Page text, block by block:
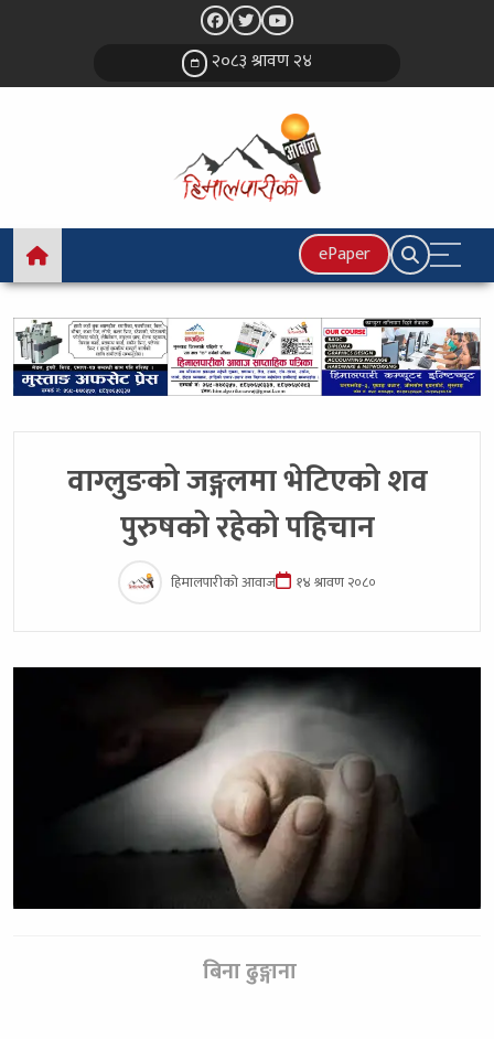
२०८३ श्रावण २४
ePaper
वाग्लुङको जङ्गलमा भेटिएको शव
पुरुषको रहेको पहिचान
हिमालपारीको आवाज १४ श्रावण २०८०
बिना ढुङ्गाना